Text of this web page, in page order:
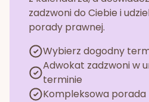
zadzwoni do Ciebie i
porady prawnej.
Wybierz dogodny
Adwokat zadzwoni w
terminie
Kompleksowa